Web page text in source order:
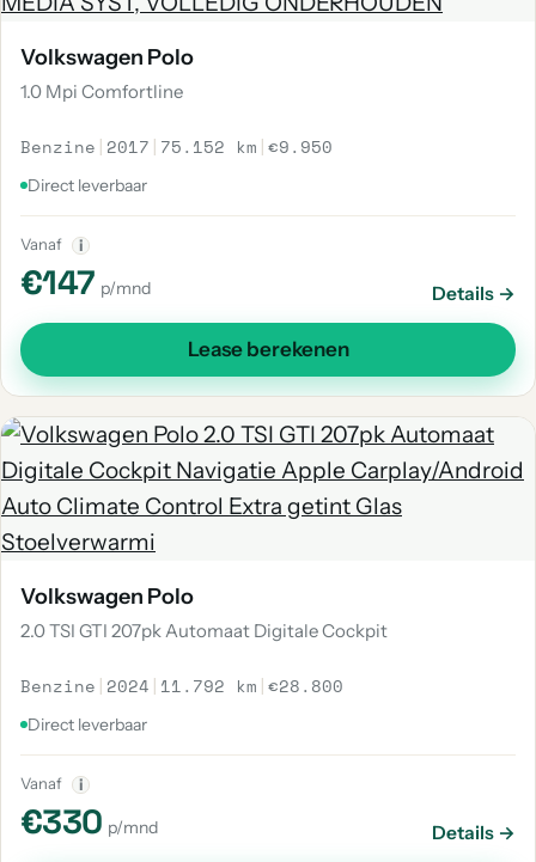
Volkswagen Polo
1.0 Mpi Comfortline
Benzine | 2017 | 75.152 km |€9.950
Direct leverbaar
Vanaf i
€147 p/mnd Details →
Lease berekenen
Volkswagen Polo
2.0 TSI GTI 207pk Automaat Digitale Cockpit
Benzine | 2024 | 11.792 km |€28.800
Direct leverbaar
Vanaf i
€330 p/mnd Details →